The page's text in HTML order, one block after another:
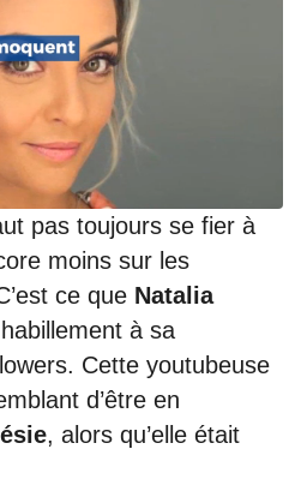
pas toujours se fier à
moins sur les
ce que Natalia
à sa
Cette youtubeuse
d’être en
, alors qu’elle était